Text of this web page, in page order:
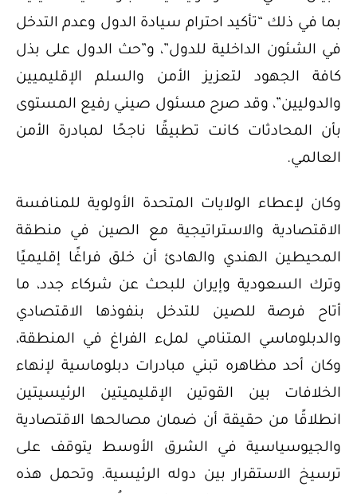
بما في ذلك “تأكيد احترام سيادة الدول وعدم التدخل
في الشئون الداخلية للدول”، و”حث الدول على بذل
كافة الجهود لتعزيز الأمن والسلم الإقليميين
والدوليين”، وقد صرح مسئول صيني رفيع المستوى
بأن المحادثات كانت تطبيقًا ناجحًا لمبادرة الأمن
العالمي.
وكان لإعطاء الولايات المتحدة الأولوية للمنافسة
الاقتصادية والاستراتيجية مع الصين في منطقة
المحيطين الهندي والهادئ أن خلق فراغًا إقليميًا
وترك السعودية وإيران للبحث عن شركاء جدد، ما
أتاح فرصة للصين للتدخل بنفوذها الاقتصادي
والدبلوماسي المتنامي لملء الفراغ في المنطقة،
وكان أحد مظاهره تبني مبادرات دبلوماسية لإنهاء
الخلافات بين القوتين الإقليميتين الرئيسيتين
انطلاقًا من حقيقة أن ضمان مصالحها الاقتصادية
والجيوسياسية في الشرق الأوسط يتوقف على
ترسيخ الاستقرار بين دوله الرئيسية. وتحمل هذه